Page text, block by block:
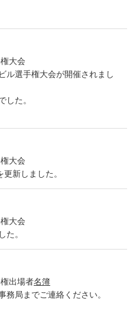
大会
選手権大会が開催されまし
た。
大会
更新しました。
大会
た。
出場者名簿
局までご連絡ください。